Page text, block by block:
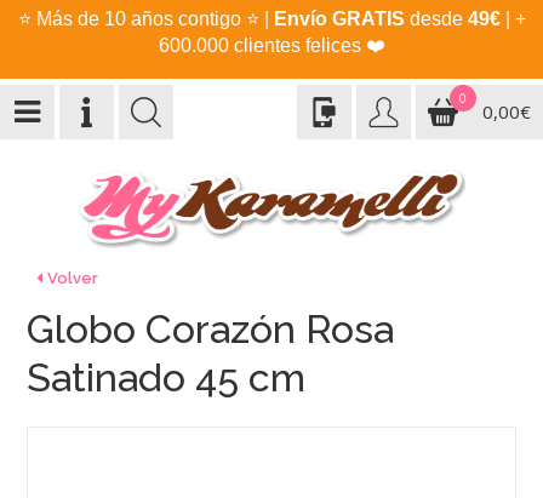
⭐ Más de 10 años contigo ⭐ Envío GRATIS desde 49€| +
600.000 clientes felices ❤️
0
0,00€
Volver
Globo Corazón Rosa
Satinado 45 cm